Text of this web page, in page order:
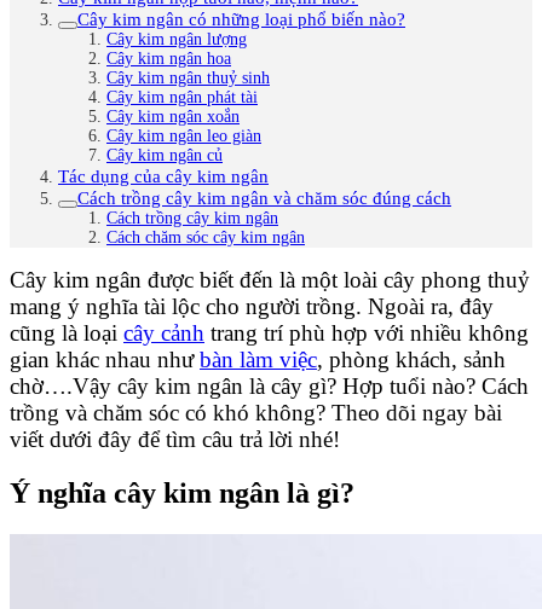
Cây kim ngân có những loại phổ biến nào?
Cây kim ngân lượng
Cây kim ngân hoa
Cây kim ngân thuỷ sinh
Cây kim ngân phát tài
Cây kim ngân xoắn
Cây kim ngân leo giàn
Cây kim ngân củ
Tác dụng của cây kim ngân
Cách trồng cây kim ngân và chăm sóc đúng cách
Cách trồng cây kim ngân
Cách chăm sóc cây kim ngân
Cây kim ngân được biết đến là một loài cây phong thuỷ
mang ý nghĩa tài lộc cho người trồng. Ngoài ra, đây
cũng là loại cây cảnh trang trí phù hợp với nhiều không
gian khác nhau nhưbàn làm việc, phòng khách, sảnh
chờ….Vậy cây kim ngân là cây gì? Hợp tuổi nào? Cách
trồng và chăm sóc có khó không? Theo dõi ngay bài
viết dưới đây để tìm câu trả lời nhé!
Ý nghĩa cây kim ngân là gì?